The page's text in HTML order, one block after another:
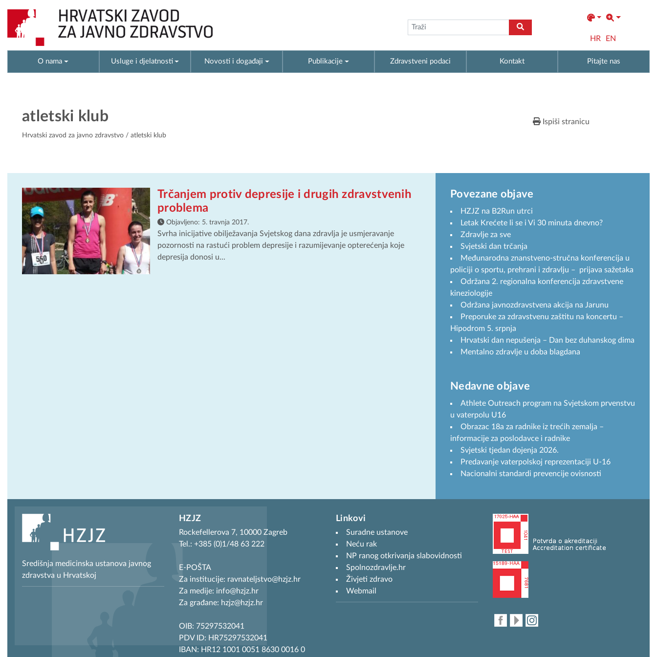
HR EN
O nama Usluge i djelatnosti Novosti i događaji Publikacije Zdravstveni podaci Kontakt Pitajte nas
atletski klub
Hrvatski zavod za javno zdravstvo / atletski klub
Ispiši stranicu
Trčanjem protiv depresije i drugih zdravstvenih
problema
Objavljeno: 5. travnja 2017.
Svrha inicijative obilježavanja Svjetskog dana zdravlja je usmjeravanje
pozornosti na rastući problem depresije i razumijevanje opterećenja koje
depresija donosi u...
Povezane objave
HZJZ na B2Run utrci
Letak Krećete li se i Vi 30 minuta dnevno?
Zdravlje za sve
Svjetski dan trčanja
Međunarodna znanstveno-stručna konferencija u
policiji o sportu, prehrani i zdravlju – prijava sažetaka
Održana 2. regionalna konferencija zdravstvene
kineziologije
Održana javnozdravstvena akcija na Jarunu
Preporuke za zdravstvenu zaštitu na koncertu –
Hipodrom 5. srpnja
Hrvatski dan nepušenja – Dan bez duhanskog dima
Mentalno zdravlje u doba blagdana
Nedavne objave
Athlete Outreach program na Svjetskom prvenstvu
u vaterpolu U16
Obrazac 18a za radnike iz trećih zemalja –
informacije za poslodavce i radnike
Svjetski tjedan dojenja 2026.
Predavanje vaterpolskoj reprezentaciji U-16
Nacionalni standardi prevencije ovisnosti
Središnja medicinska ustanova javnog
zdravstva u Hrvatskoj
HZJZ
Rockefellerova 7, 10000 Zagreb
Tel.: +385 (0)1/48 63 222
E-POŠTA
Za institucije: ravnateljstvo@hzjz.hr
Za medije: info@hzjz.hr
Za građane: hzjz@hzjz.hr
OIB: 75297532041
PDV ID: HR75297532041
IBAN: HR12 1001 0051 8630 0016 0
Linkovi
Suradne ustanove
Neću rak
NP ranog otkrivanja slabovidnosti
Spolnozdravlje.hr
Živjeti zdravo
Webmail